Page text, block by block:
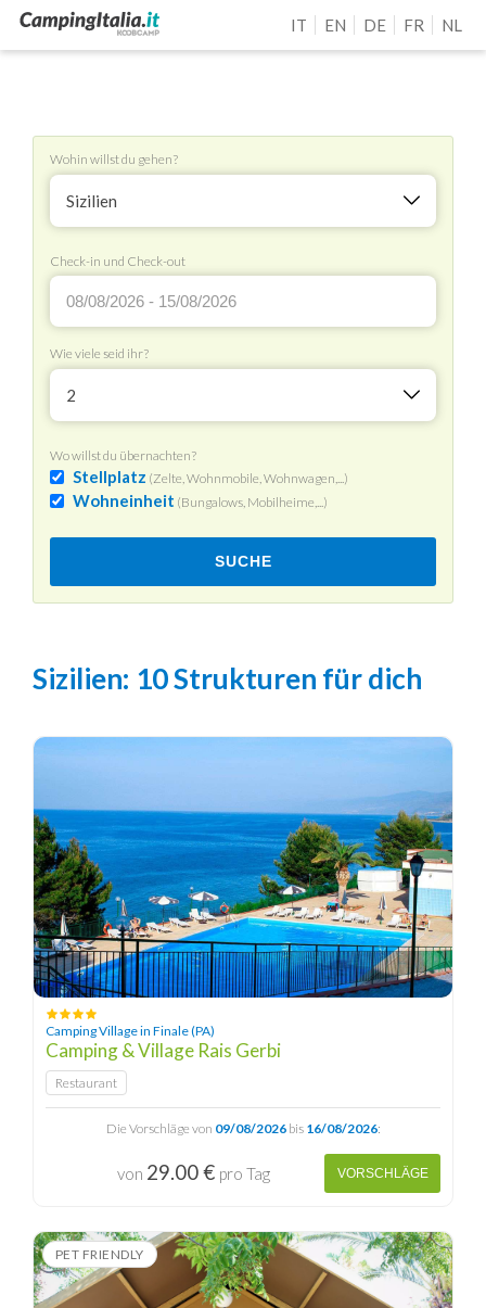
IT EN DE FR NL
Wohin willst du gehen?
Sizilien
Check-in und Check-out
Wie viele seid ihr?
2
Wo willst du übernachten?
Stellplatz (Zelte, Wohnmobile, Wohnwagen,...)
Wohneinheit (Bungalows, Mobilheime,...)
SUCHE
Sizilien: 10 Strukturen für dich
Camping Village in Finale (PA)
Camping & Village Rais Gerbi
Restaurant
Die Vorschläge von 09/08/2026bis 16/08/2026:
von 29.00 € pro Tag VORSCHLÄGE
PET FRIENDLY